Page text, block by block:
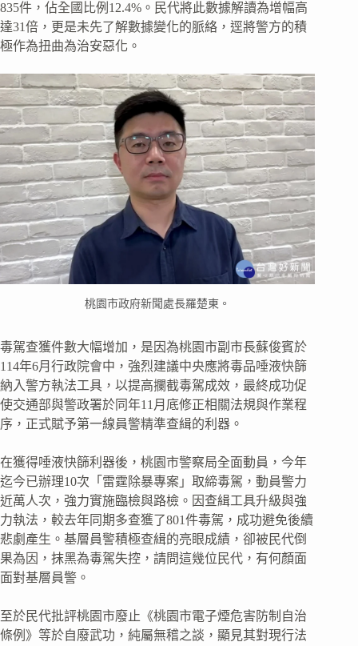
835件，佔全國比例12.4%。民代將此數據解讀為增幅高
達31倍，更是未先了解數據變化的脈絡，逕將警方的積
極作為扭曲為治安惡化。
桃園市政府新聞處長羅楚東。
毒駕查獲件數大幅增加，是因為桃園市副市長蘇俊賓於
114年6月行政院會中，強烈建議中央應將毒品唾液快篩
納入警方執法工具，以提高攔截毒駕成效，最終成功促
使交通部與警政署於同年11月底修正相關法規與作業程
序，正式賦予第一線員警精準查緝的利器。
在獲得唾液快篩利器後，桃園市警察局全面動員，今年
迄今已辦理10次「雷霆除暴專案」取締毒駕，動員警力
近萬人次，強力實施臨檢與路檢。因查緝工具升級與強
力執法，較去年同期多查獲了801件毒駕，成功避免後續
悲劇產生。基層員警積極查緝的亮眼成績，卻被民代倒
果為因，抹黑為毒駕失控，請問這幾位民代，有何顏面
面對基層員警。
至於民代批評桃園市廢止《桃園市電子煙危害防制自治
條例》等於自廢武功，純屬無稽之談，顯見其對現行法